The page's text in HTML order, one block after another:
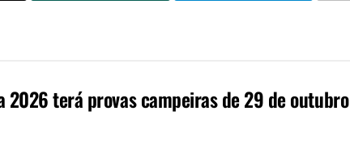
2026 terá provas campeiras de 29 de outubro